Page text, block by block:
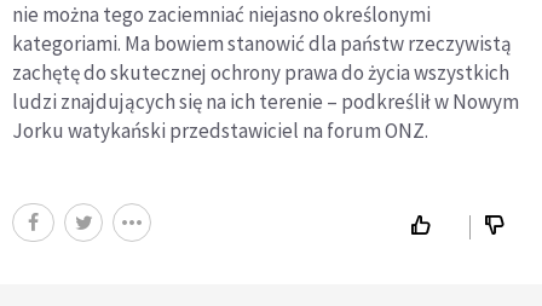
nie można tego zaciemniać niejasno określonymi
kategoriami. Ma bowiem stanowić dla państw rzeczywistą
zachętę do skutecznej ochrony prawa do życia wszystkich
ludzi znajdujących się na ich terenie – podkreślił w Nowym
Jorku watykański przedstawiciel na forum ONZ.